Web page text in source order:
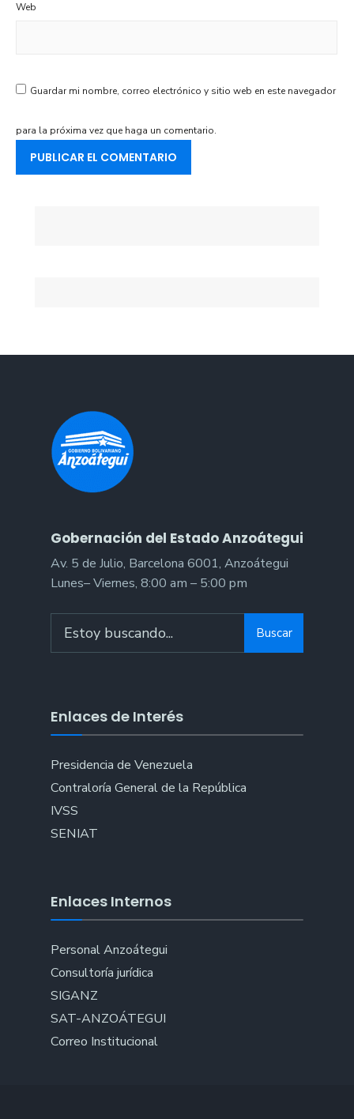
Web
Guardar mi nombre, correo electrónico y sitio web en este navegador
para la próxima vez que haga un comentario.
Gobernación del Estado Anzoátegui
Av. 5 de Julio, Barcelona 6001, Anzoátegui
Lunes– Viernes, 8:00 am – 5:00 pm
for:
Buscar
Enlaces de Interés
Presidencia de Venezuela
Contraloría General de la República
IVSS
SENIAT
Enlaces Internos
Personal Anzoátegui
Consultoría jurídica
SIGANZ
SAT-ANZOÁTEGUI
Correo Institucional